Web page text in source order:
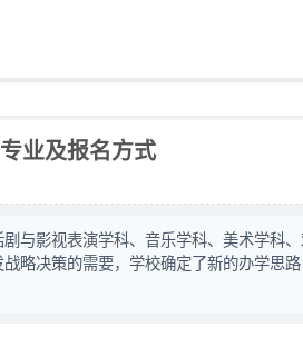
业及报名方式
与影视表演学科、音乐学科、美术学科
略决策的需要，学校确定了新的办学思